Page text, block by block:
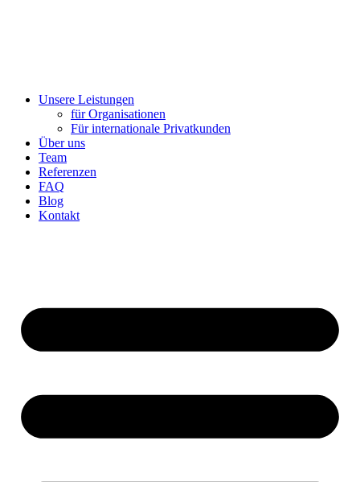
Unsere Leistungen
für Organisationen
Für internationale Privatkunden
Über uns
Team
Referenzen
FAQ
Blog
Kontakt